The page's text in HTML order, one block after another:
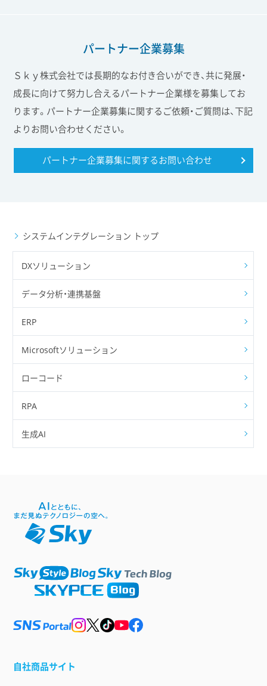
パートナー企業募集
Ｓｋｙ株式会社では長期的なお付き合いができ、共に発展・
成長に向けて努力し合えるパートナー企業様を募集してお
ります。パートナー企業募集に関するご依頼・ご質問は、下記
よりお問い合わせください。
パートナー企業募集に関するお問い合わせ
システムインテグレーション トップ
DXソリューション
データ分析・連携基盤
ERP
Microsoftソリューション
ローコード
RPA
生成AI
自社商品サイト